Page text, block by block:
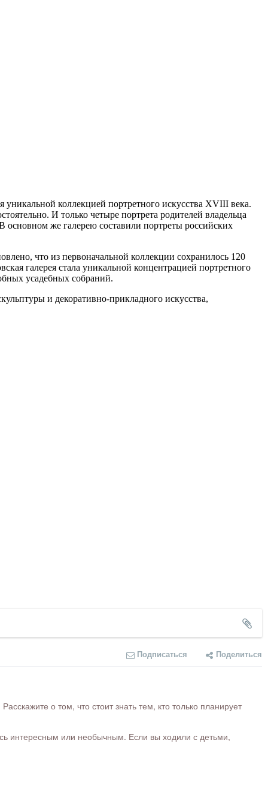
коллекцией портретного искусства XVIII века.
И только четыре портрета родителей владельца
основном же галерею составили портреты российских
что из первоначальной коллекции сохранилось 120
галерея стала уникальной концентрацией портретного
усадебных собраний.
и декоративно-прикладного искусства,
Подписаться Поделиться
о том, что стоит знать тем, кто только планирует
интересным или необычным. Если вы ходили с детьми,